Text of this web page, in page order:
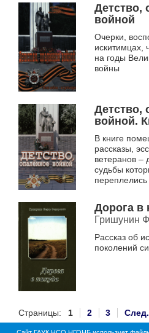
Сибирской
Детство,
войной
Очерки,
искитимцах,
на годы
войны
Детство,
войной.
В книге
рассказы,
ветеранов –
судьбы
переплелись
Дорога в
Гришунин
Рассказ об
поколений
Страницы: 1 2 3 След.